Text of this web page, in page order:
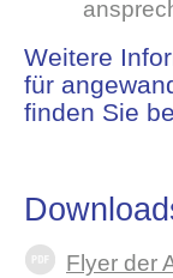
Weitere
für
finden Sie
Flyer der